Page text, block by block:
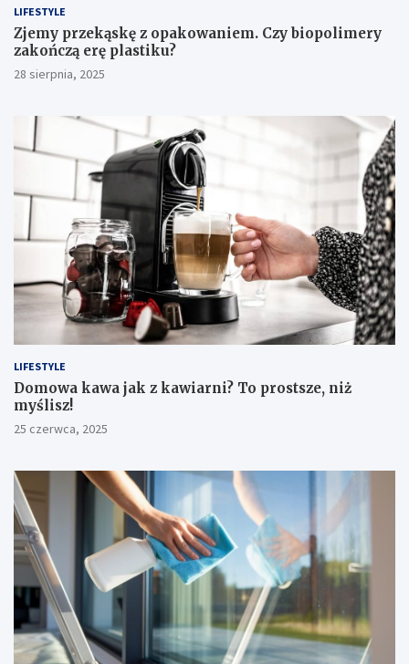
LIFESTYLE
Zjemy przekąskę z opakowaniem. Czy biopolimery
zakończą erę plastiku?
28 sierpnia, 2025
LIFESTYLE
​Domowa kawa jak z kawiarni? To prostsze, niż
myślisz!
25 czerwca, 2025